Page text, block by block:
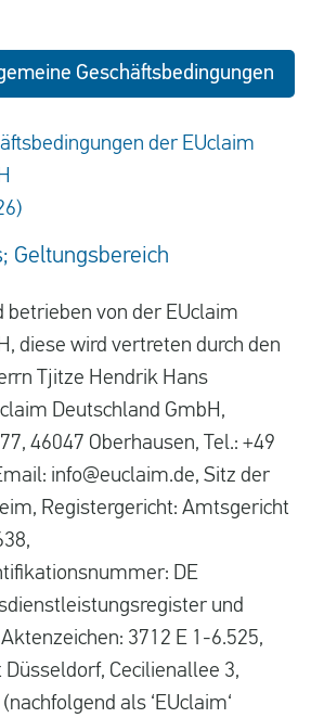
Geschäftsbedingungen
der EUclaim
Geltungsbereich
betrieben von der EUclaim
diese wird vertreten durch den
Tjitze Hendrik Hans
Deutschland GmbH,
46047 Oberhausen, Tel.: +49
info@euclaim.de, Sitz der
Registergericht: Amtsgericht
DE
und
3712 E 1-6.525,
Cecilienallee 3,
als ‘EUclaim‘